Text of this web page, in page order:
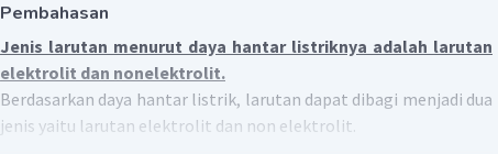
Pembahasan
Jenis larutan menurut daya hantar listriknya adalah larutan
elektrolit dan nonelektrolit.
Berdasarkan daya hantar listrik, larutan dapat dibagi menjadi dua
jenis yaitu larutan elektrolit dan non elektrolit.